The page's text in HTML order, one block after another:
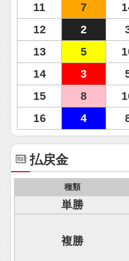
11
7
12
2
13
5
14
3
15
8
16
4
払戻金
種類
単勝
複勝